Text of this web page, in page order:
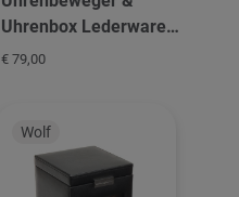
Uhrenbox Lederware
Wolf Narrow Single
€ 79,00
Wolf